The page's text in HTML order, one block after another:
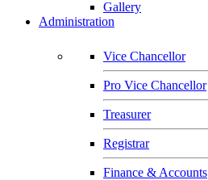
Gallery
Administration
Vice Chancellor
Pro Vice Chancellor
Treasurer
Registrar
Finance & Accounts